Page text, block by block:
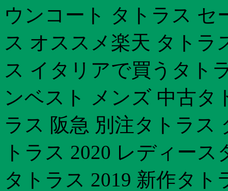
ウンコート タトラス セ
ス オススメ楽天 タト
ス イタリアで買うタト
ンベスト メンズ 中古タ
ラス 阪急 別注タトラス
トラス 2020 レディー
タトラス 2019 新作タ